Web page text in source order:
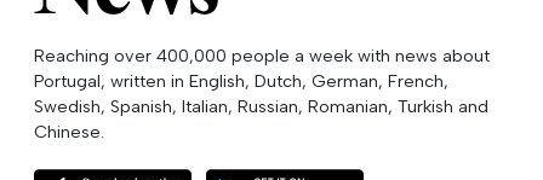
Reaching over 400,000 people a week with news about
Portugal, written in English, Dutch, German, French,
Swedish, Spanish, Italian, Russian, Romanian, Turkish and
Chinese.